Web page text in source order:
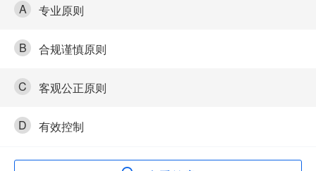
A 专业原则
B 合规谨慎原则
C 客观公正原则
D 有效控制